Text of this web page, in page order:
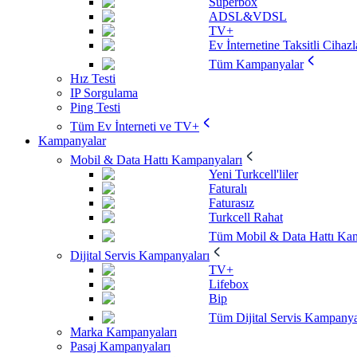
ADSL&VDSL
TV+
Ev İnternetine Taksitli
Tüm Kampanyalar
Hız Testi
IP Sorgulama
Ping Testi
Tüm Ev İnterneti ve TV+
Kampanyalar
Mobil & Data Hattı Kampanyaları
Yeni Turkcell'liler
Faturalı
Faturasız
Turkcell Rahat
Tüm Mobil & Data Hattı
Dijital Servis Kampanyaları
TV+
Lifebox
Bip
Tüm Dijital Servis
Marka Kampanyaları
Pasaj Kampanyaları